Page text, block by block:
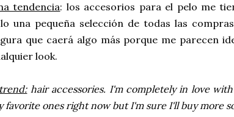
tendencia: los accesorios para el pelo me
una pequeña selección de todas las
que caerá algo más porque me parecen
look.
hair accessories. I'm completely in love
favorite ones right now but I'm sure I'll buy more